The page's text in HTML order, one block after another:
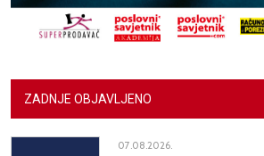
ZADNJE OBJAVLJENO
07.08.2026.